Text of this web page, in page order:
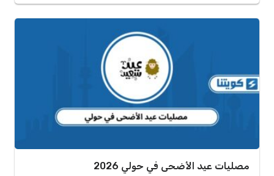
مصليات عيد الأضحى في حولي 2026